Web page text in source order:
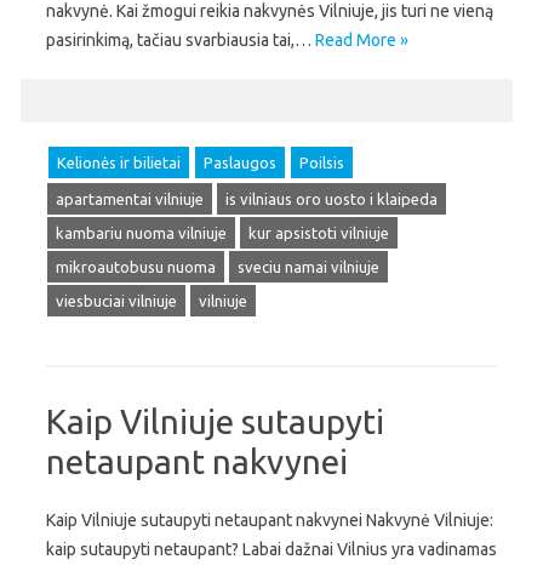
nakvynė. Kai žmogui reikia nakvynės Vilniuje, jis turi ne vieną
pasirinkimą, tačiau svarbiausia tai,… Read More »
Kelionės ir bilietai Paslaugos Poilsis
apartamentai vilniuje
is vilniaus oro uosto i klaipeda
kambariu nuoma vilniuje
kur apsistoti vilniuje
mikroautobusu nuoma
sveciu namai vilniuje
viesbuciai vilniuje
vilniuje
Kaip Vilniuje sutaupyti
netaupant nakvynei
Kaip Vilniuje sutaupyti netaupant nakvynei Nakvynė Vilniuje:
kaip sutaupyti netaupant? Labai dažnai Vilnius yra vadinamas